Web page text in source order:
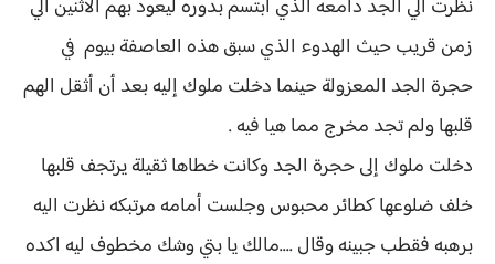
نظرت الي الجد دامعه الذي ابتسم بدوره ليعود بهم الاثنين الي
زمن قريب حيث الهدوء الذي سبق هذه العاصفة بيوم في
حجرة الجد المعزولة حينما دخلت ملوك إليه بعد أن أثقل الهم
قلبها ولم تجد مخرج مما هيا فيه .
دخلت ملوك إلى حجرة الجد وكانت خطاها ثقيلة يرتجف قلبها
خلف ضلوعها كطائر محبوس وجلست أمامه مرتبكه نظرت اليه
برهبه فقطب جبينه وقال ....مالك يا بتي وشك مخطوف ليه اكده